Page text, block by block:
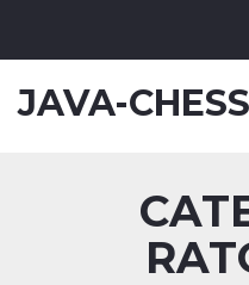
JAVA-